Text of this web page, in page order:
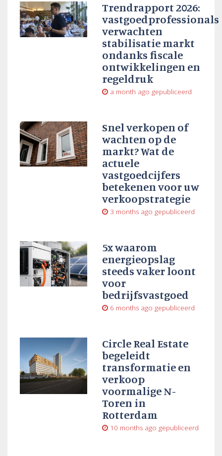
Trendrapport 2026:
vastgoedprofessionals
verwachten
stabilisatie markt
ondanks fiscale
ontwikkelingen en
regeldruk
a month ago gepubliceerd
Snel verkopen of
wachten op de
markt? Wat de
actuele
vastgoedcijfers
betekenen voor uw
verkoopstrategie
3 months ago gepubliceerd
5x waarom
energieopslag
steeds vaker loont
voor
bedrijfsvastgoed
6 months ago gepubliceerd
Circle Real Estate
begeleidt
transformatie en
verkoop
voormalige N-
Toren in
Rotterdam
10 months ago gepubliceerd